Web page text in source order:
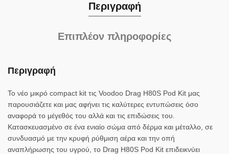
Περιγραφή
Επιπλέον πληροφορίες
Περιγραφή
Το νέο μικρό compact kit τις Voodoo Drag H80S Pod Kit μας
παρουσιάζετε και μας αφήνει τις καλύτερες εντυπώσεις όσο
αναφορά το μέγεθός του αλλά και τις επιδώσεις του.
Κατασκευασμένο σε ένα ενιαίο σώμα από δέρμα και μέταλλο, σε
συνδυασμό με την κρυφή ρύθμιση αέρα και την οπή
αναπλήρωσης του υγρού, το Drag H80S Pod Kit επιδεικνύει